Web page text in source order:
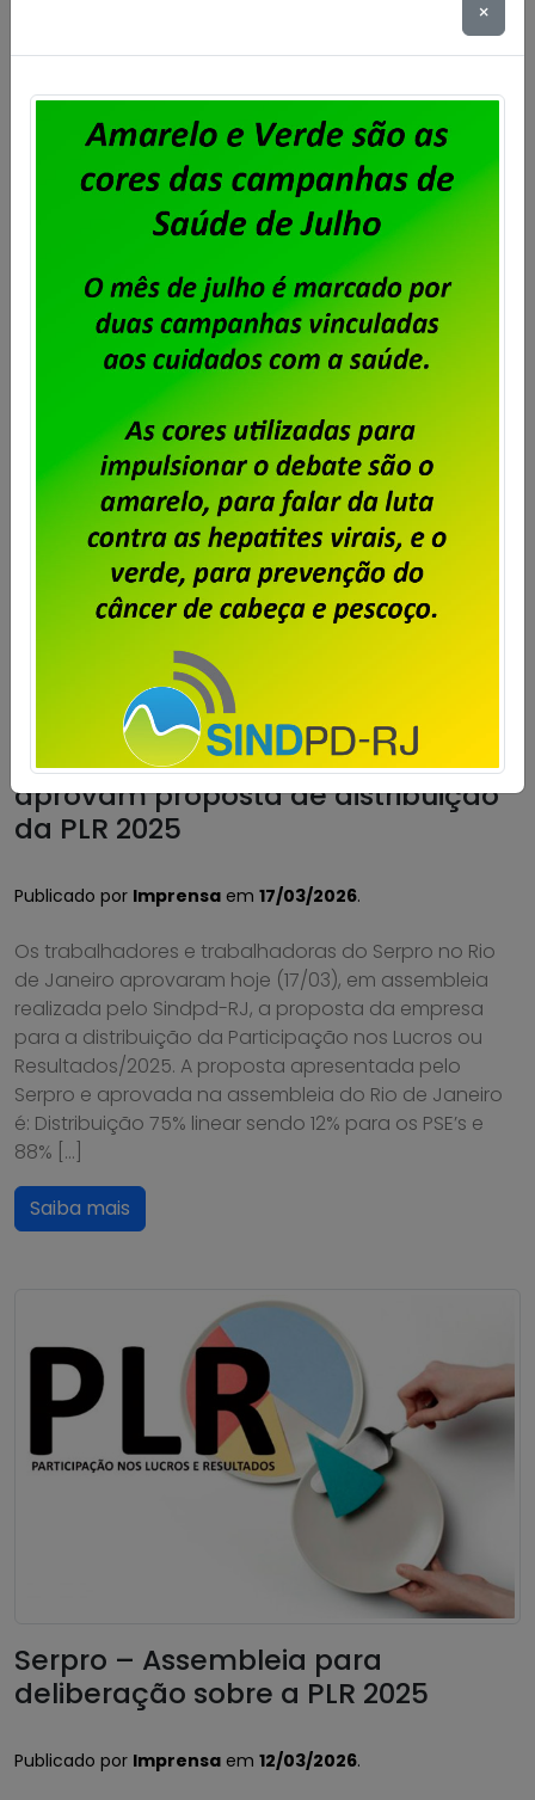
O Programa de Participação nos Lucros e Resultados
(PPLR), exercício 2025, com pagamento em 2026, foi
compõem a coordenação nacional de negociação
da PPLR formalizaram a assinatura do programa
referente ao exercício de 2025. Cabe salientar que a
empresa terá o prazo de até 90 dias, a contar […]
Serpro – trabalhadores do RJ
aprovam proposta de distribuição
da PLR 2025
Publicado por Imprensa em 17/03/2026.
Os trabalhadores e trabalhadoras do Serpro no Rio
de Janeiro aprovaram hoje (17/03), em assembleia
realizada pelo Sindpd-RJ, a proposta da empresa
para a distribuição da Participação nos Lucros ou
Resultados/2025. A proposta apresentada pelo
Serpro e aprovada na assembleia do Rio de Janeiro
é: Distribuição 75% linear sendo 12% para os PSE’s e
88% […]
Saiba mais
Serpro – Assembleia para
deliberação sobre a PLR 2025
Publicado por Imprensa em 12/03/2026.
×